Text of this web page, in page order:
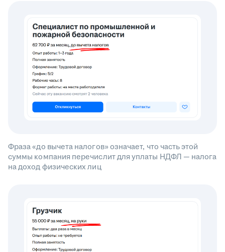
Фраза «до вычета налогов» означает, что часть этой
суммы компания перечислит для уплаты НДФЛ — налога
на доход физических лиц